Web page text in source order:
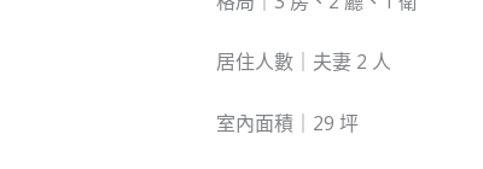
居住人數｜夫妻 2 人
室內面積｜29 坪